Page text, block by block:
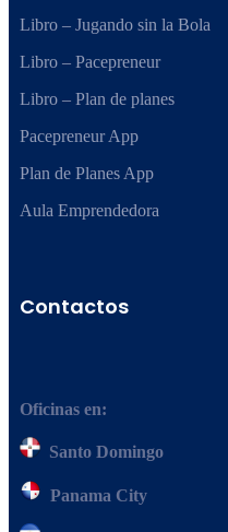
Libro – Jugando sin la Bola
Libro – Pacepreneur
Libro – Plan de planes
Pacepreneur App
Plan de Planes App
Aula Emprendedora
Contactos
Oficinas en:
Santo Domingo
Panama City